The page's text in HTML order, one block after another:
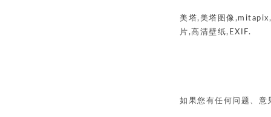
美塔,美塔图像
片,高清壁纸,EXIF.
如果您有任何问题、意